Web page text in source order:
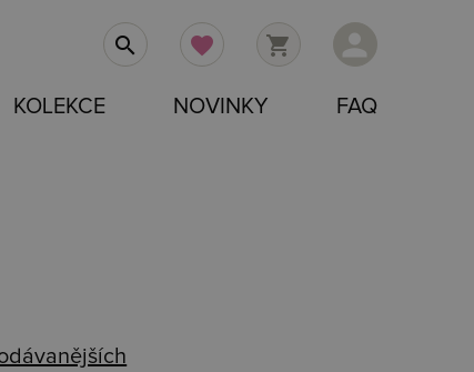
person
shopping_cart
favorite
search
KOLEKCE NOVINKY FAQ